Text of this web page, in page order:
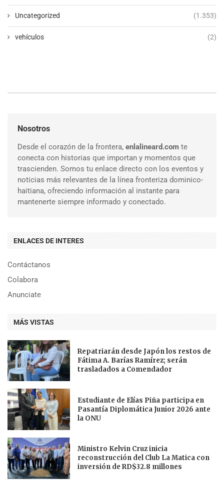
Uncategorized (1.353)
vehículos (2)
Nosotros
Desde el corazón de la frontera, enlalineard.com te
conecta con historias que importan y momentos que
trascienden. Somos tu enlace directo con los eventos y
noticias más relevantes de la línea fronteriza dominico-
haitiana, ofreciendo información al instante para
mantenerte siempre informado y conectado.
ENLACES DE INTERES
Contáctanos
Colabora
Anunciate
MÁS VISTAS
Repatriarán desde Japón los restos de
Fátima A. Barías Ramírez; serán
trasladados a Comendador
Estudiante de Elías Piña participa en
Pasantía Diplomática Junior 2026 ante
la ONU
Ministro Kelvin Cruz inicia
reconstrucción del Club La Matica con
inversión de RD$32.8 millones